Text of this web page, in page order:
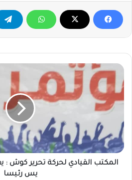
المكتب
القيادي
لحركة
تحرير
كوش
:
يعزل
بنداك
ويعين
شريف
المكتب القيادي لحركة تحرير كوش :
يس رئيسا